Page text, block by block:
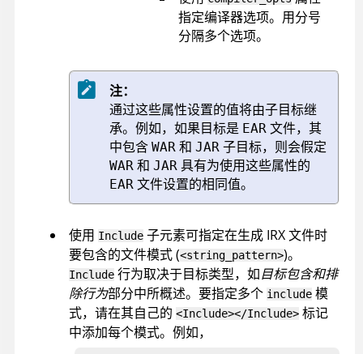
指定编译器选项。用分号
分隔多个选项。
注：
通过这些属性设置的值将由子目标继
承。例如，如果目标是 EAR 文件，其
中包含 WAR 和 JAR 子目标，则会假定
WAR 和 JAR 具有为使用这些属性的
EAR 文件设置的相同值。
使用 Include 子元素可指定在生成 IRX文件时
要包含的文件模式 (<string_pattern>)。
Include 行为取决于目标类型，如目标包含和排
除行为部分中所概述。要指定多个 include 模
式，请在其自己的 <Include></Include> 标记
中添加每个模式。例如，